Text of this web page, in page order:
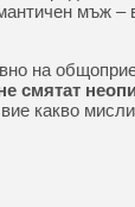
мъж –
на
смятат
какво